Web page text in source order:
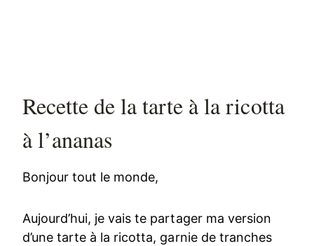
Recette de la tarte à la ricotta
à l’ananas
Bonjour tout le monde,
Aujourd’hui, je vais te partager ma version
d’une tarte à la ricotta, garnie de tranches